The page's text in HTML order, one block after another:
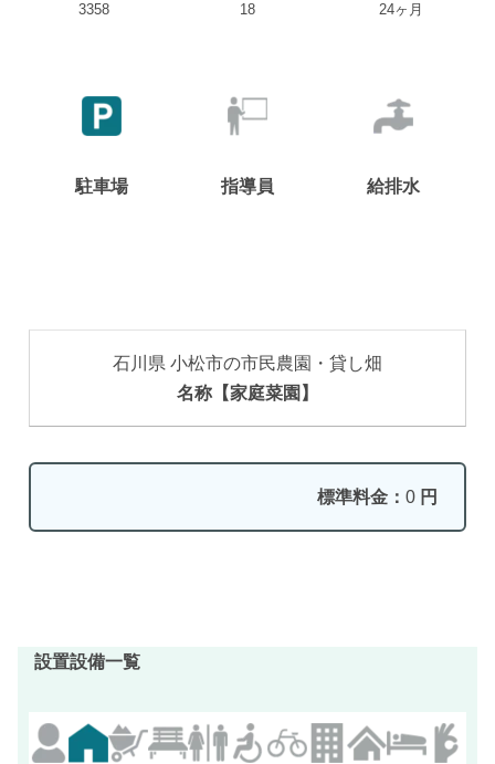
3358 18 24ヶ月
駐車場 指導員 給排水
石川県 小松市の市民農園・貸し畑
名称【家庭菜園】
標準料金： 0 円
設置設備一覧